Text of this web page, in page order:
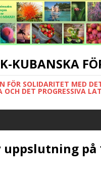
KUBANSKA
FÖR SOLIDARITET MED
OCH DET PROGRESSIVA
uppslutning på